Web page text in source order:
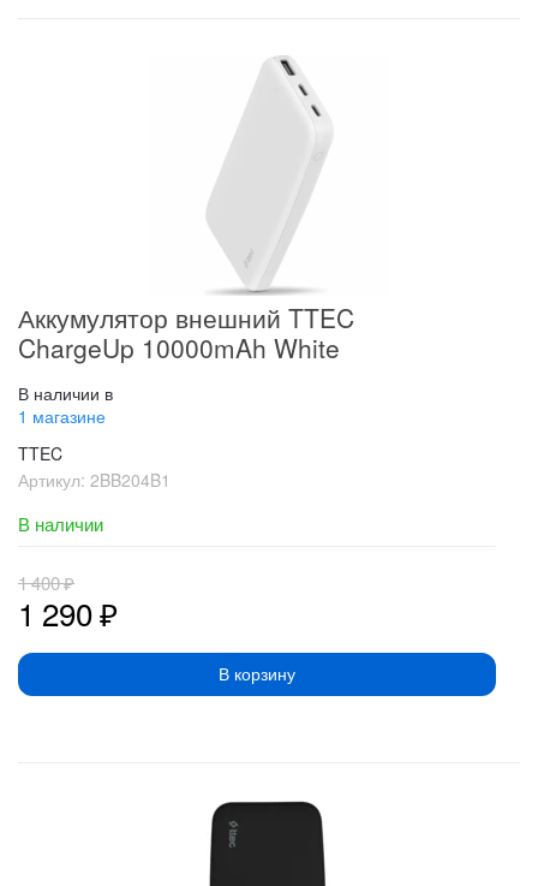
Аккумулятор внешний TTEC
ChargeUp 10000mAh White
В наличии в
1 магазине
TTEC
Артикул: 2BB204B1
В наличии
1 290₽
1 400₽
В корзину